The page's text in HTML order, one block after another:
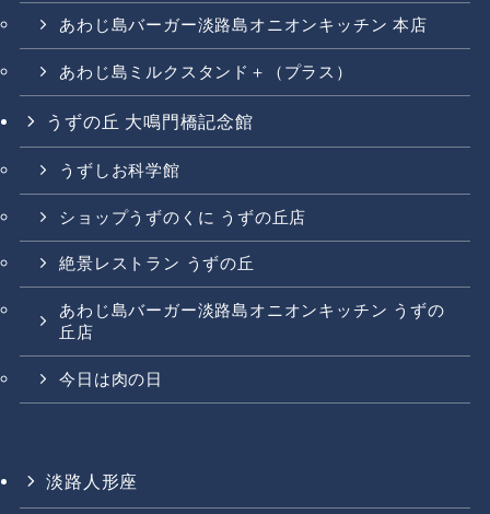
あわじ島バーガー淡路島オニオンキッチン 本店
あわじ島ミルクスタンド＋（プラス）
うずの丘 大鳴門橋記念館
うずしお科学館
ショップうずのくに うずの丘店
絶景レストラン うずの丘
あわじ島バーガー淡路島オニオンキッチン うずの
丘店
今日は肉の日
淡路人形座